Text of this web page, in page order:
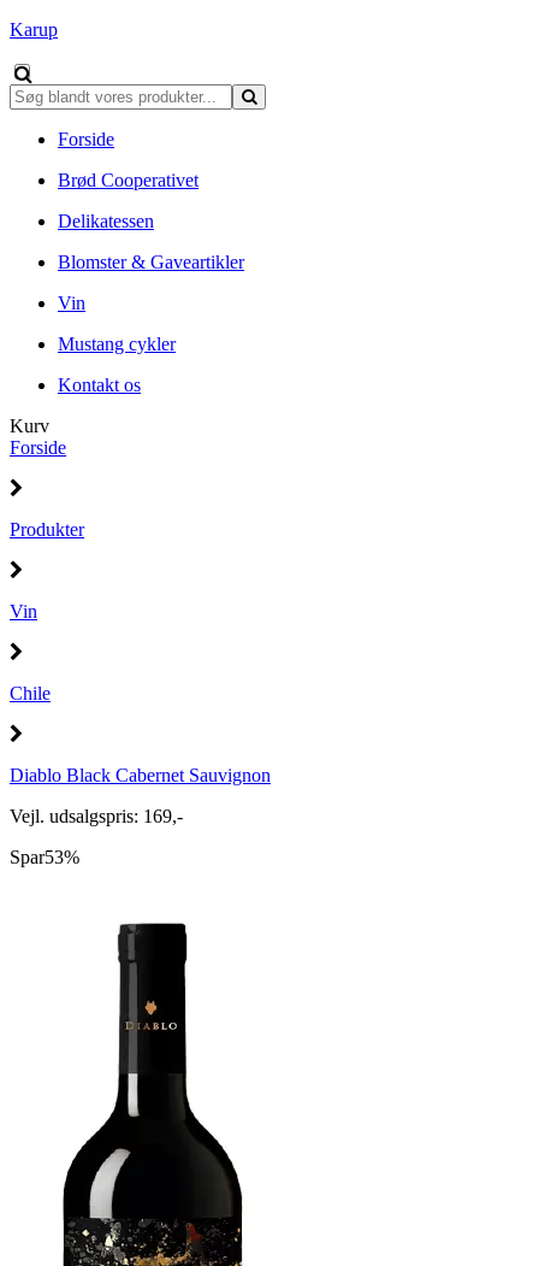
Karup
Forside
Brød Cooperativet
Delikatessen
Blomster & Gaveartikler
Vin
Mustang cykler
Kontakt os
Kurv
Forside
Produkter
Vin
Chile
Diablo Black Cabernet Sauvignon
Vejl. udsalgspris: 169,-
Spar53%